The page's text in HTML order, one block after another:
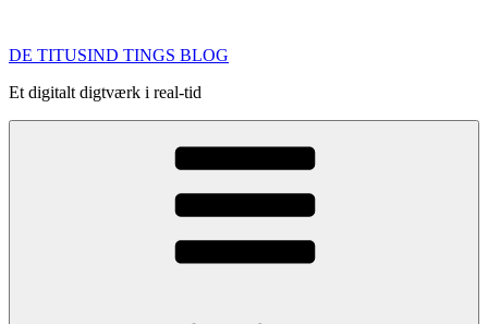
indhold
DE TITUSIND TINGS BLOG
Et digitalt digtværk i real-tid